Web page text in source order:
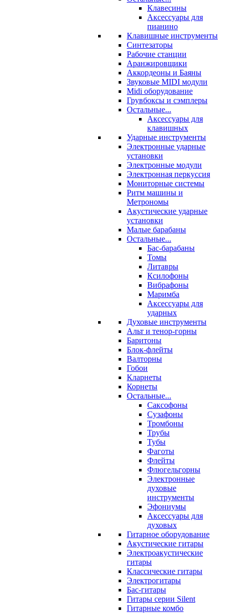
Клавесины
Аксессуары для
пианино
Клавишные инструменты
Синтезаторы
Рабочие станции
Аранжировщики
Аккордеоны и Баяны
Звуковые MIDI модули
Midi оборудование
Грувбоксы и сэмплеры
Остальные...
Аксессуары для
клавишных
Ударные инструменты
Электронные ударные
установки
Электронные модули
Электронная перкуссия
Мониторные системы
Ритм машины и
Метрономы
Акустические ударные
установки
Малые барабаны
Остальные...
Бас-барабаны
Томы
Литавры
Ксилофоны
Вибрафоны
Маримба
Аксессуары для
ударных
Духовые инструменты
Альт и тенор-горны
Баритоны
Блок-флейты
Валторны
Гобои
Кларнеты
Корнеты
Остальные...
Саксофоны
Сузафоны
Тромбоны
Трубы
Тубы
Фаготы
Флейты
Флюгельгорны
Электронные
духовые
инструменты
Эфониумы
Аксессуары для
духовых
Гитарное оборудование
Акустические гитары
Электроакустические
гитары
Классические гитары
Электрогитары
Бас-гитары
Гитары серии Silent
Гитарные комбо